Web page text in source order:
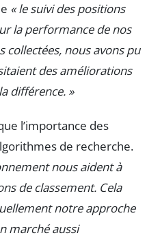
« le suivi des positions
la performance de nos
collectées, nous avons pu
des améliorations
différence. »
l’importance des
de recherche.
nous aident à
de classement. Cela
notre approche
marché aussi